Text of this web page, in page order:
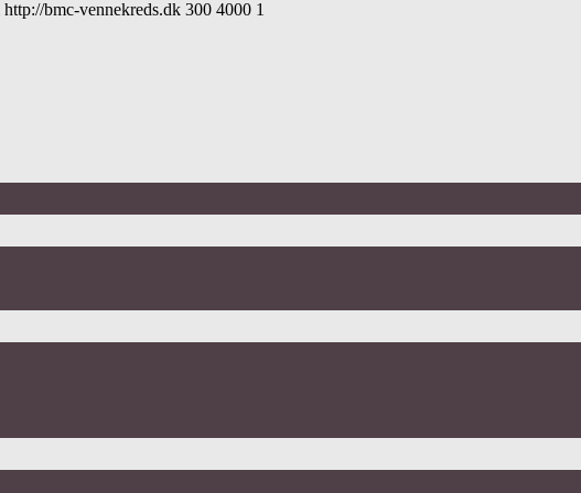
http://bmc-vennekreds.dk 300 4000 1